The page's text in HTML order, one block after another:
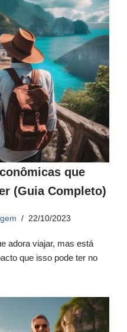
que
(Guia Completo)
22/10/2023
adora viajar, mas está
que isso pode ter no